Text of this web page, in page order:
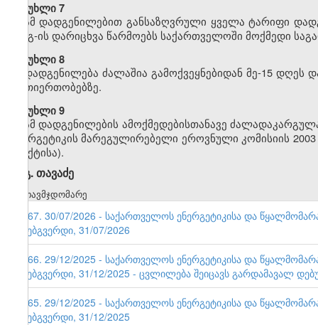
მუხლი 7
ამ დადგენილებით განსაზღვრული ყველა ტარიფი
დღგ-ის დარიცხვა წარმოებს საქართველოში მოქმედი
მუხლი 8
დადგენილება ძალაშია გამოქვეყნებიდან მე-15
ურთიერთობებზე.
მუხლი 9
ამ დადგენილების ამოქმედებისთანავე
ენერგეტიკის მარეგულირებელი ეროვნული კომისიის
პუნქტისა).
გ. თავაძე
თავმჯდომარე
167. 30/07/2026 - საქართველოს ენერგეტიკისა და
ვებგვერდი, 31/07/2026
166. 29/12/2025 - საქართველოს ენერგეტიკისა და
ვებგვერდი, 31/12/2025 - ცვლილება შეიცავს გარდამავალ
165. 29/12/2025 - საქართველოს ენერგეტიკისა და
ვებგვერდი, 31/12/2025